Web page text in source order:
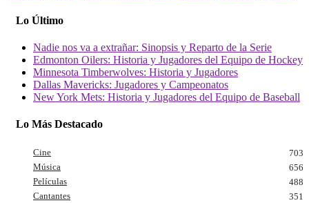
Lo Último
Nadie nos va a extrañar: Sinopsis y Reparto de la Serie
Edmonton Oilers: Historia y Jugadores del Equipo de Hockey
Minnesota Timberwolves: Historia y Jugadores
Dallas Mavericks: Jugadores y Campeonatos
New York Mets: Historia y Jugadores del Equipo de Baseball
Lo Más Destacado
Cine
703
Música
656
Películas
488
Cantantes
351